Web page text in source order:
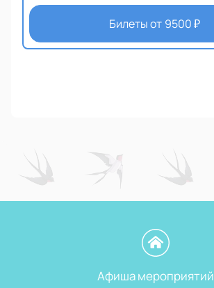
Билеты от 9500₽
Афиша мероприятий